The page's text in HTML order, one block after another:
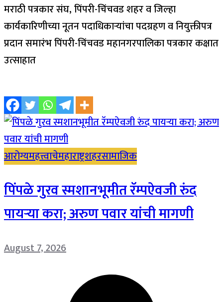
मराठी पत्रकार संघ, पिंपरी-चिंचवड शहर व जिल्हा
कार्यकारिणीच्या नूतन पदाधिकाऱ्यांचा पदग्रहण व नियुक्तीपत्र
प्रदान समारंभ पिंपरी-चिंचवड महानगरपालिका पत्रकार कक्षात
उत्साहात
आरोग्यमहत्त्वाचेमहाराष्ट्रशहरसामाजिक
पिंपळे गुरव स्मशानभूमीत रॅम्पऐवजी रुंद
पायऱ्या करा; अरुण पवार यांची मागणी
August 7, 2026